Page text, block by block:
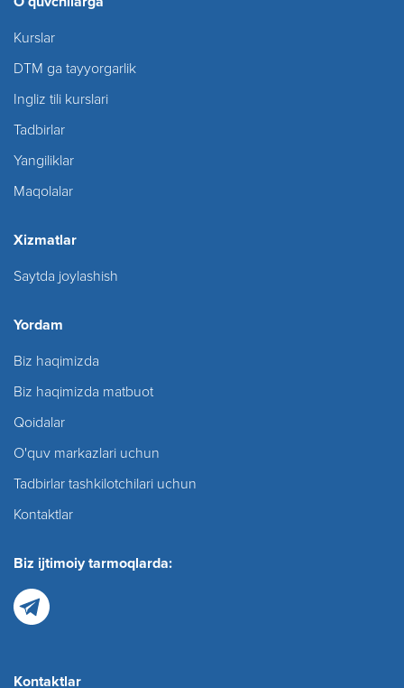
Kurslar
DTM ga tayyorgarlik
Ingliz tili kurslari
Tadbirlar
Yangiliklar
Maqolalar
Xizmatlar
Saytda joylashish
Yordam
Biz haqimizda
Biz haqimizda matbuot
Qoidalar
O'quv markazlari uchun
Tadbirlar tashkilotchilari uchun
Kontaktlar
Biz ijtimoiy tarmoqlarda:
Kontaktlar